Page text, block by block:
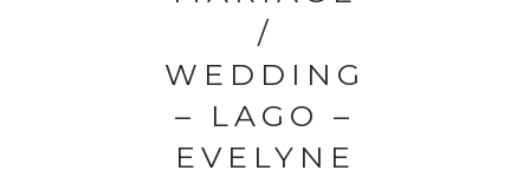
Save my name, email, and website in
/
WEDDING
– LAGO –
EVELYNE